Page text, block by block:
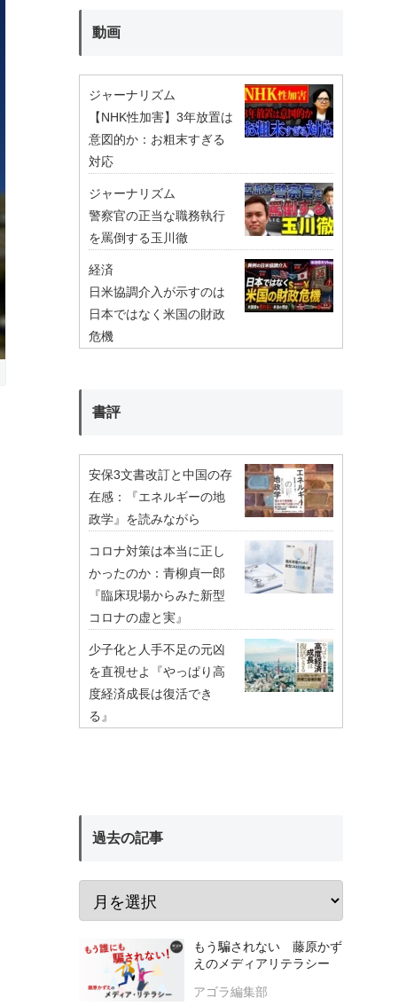
動画
ジャーナリズム
【NHK性加害】3年放置は
意図的か：お粗末すぎる
対応
ジャーナリズム
警察官の正当な職務執行
を罵倒する玉川徹
経済
日米協調介入が示すのは
日本ではなく米国の財政
危機
書評
安保3文書改訂と中国の存
在感：『エネルギーの地
政学』を読みながら
コロナ対策は本当に正し
かったのか：青柳貞一郎
『臨床現場からみた新型
コロナの虚と実』
少子化と人手不足の元凶
を直視せよ『やっぱり高
度経済成長は復活でき
る』
過去の記事
もう騙されない 藤原かず
えのメディアリテラシー
アゴラ編集部